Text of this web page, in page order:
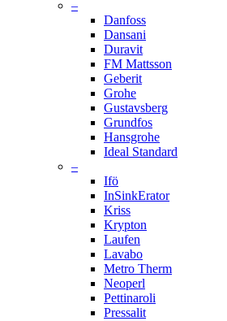
–
Danfoss
Dansani
Duravit
FM Mattsson
Geberit
Grohe
Gustavsberg
Grundfos
Hansgrohe
Ideal Standard
–
Ifö
InSinkErator
Kriss
Krypton
Laufen
Lavabo
Metro Therm
Neoperl
Pettinaroli
Pressalit